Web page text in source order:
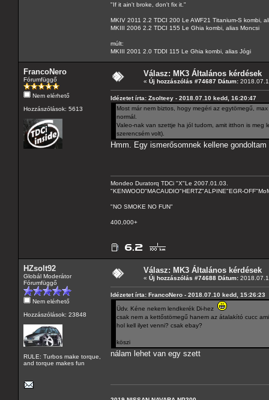
"If it ain't broke, don't fix it."
MKIV 2011 2.2 TDCI 200 Le AWF21 Titanium-S kombi,
MKIII 2006 2.2 TDCI 155 Le Ghia kombi, alias Moncsi
múlt:
MKIII 2001 2.0 TDDI 115 Le Ghia kombi, alias Jógi
FrancoNero
Fórumfüggő
Nem elérhető
Hozzászólások: 5613
Válasz: MK3 Általános kérdések
« Új hozzászólás #74687 Dátum:
Idézetet írta: Zsolteey - 2018.07.10 kedd, 16:20:47
Most már nem biztos, hogy megéri az egytömegű,
normál.
Valeo-nak van szettje ha jól tudom, amit itthon is
szerencsém volt).
Hmm. Egy ismerősomnek kellene
Mondeo Duratorq TDCi "X"Le 2007.01.03.
"KENWOOD"MACAUDIO"HERTZ"ALPINE"EGR-
"NO SMOKE NO FUN"
400,000+
HZsolt92
Globál Moderátor
Fórumfüggő
Nem elérhető
Hozzászólások: 23848
RULE: Turbos make torque,
and torque makes fun
Válasz: MK3 Általános kérdések
« Új hozzászólás #74688 Dátum:
Idézetet írta: FrancoNero - 2018.07.10 kedd, 15:26:23
Üdv. Kéne nekem lendkerék Di-hez
csak nem a kettőstömegű hanem az átalakító cucc
hol kell ilyet venni? csak ebay?
köszi
nálam lehet van egy szett